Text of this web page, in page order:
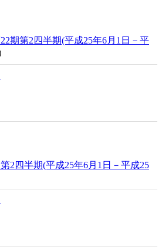
期第2四半期(平成25年6月1日－平
2四半期(平成25年6月1日－平成25